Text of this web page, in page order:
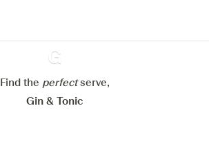
Ginventory
Find the perfectserve,
Gin & Tonic